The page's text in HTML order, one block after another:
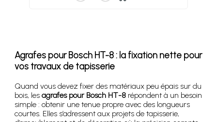
Agrafes pour Bosch HT-8 : la fixation nette pour
vos travaux de tapisserie
Quand vous devez fixer des matériaux peu épais sur du
bois, les agrafes pour Bosch HT-8 répondent à un besoin
simple : obtenir une tenue propre avec des longueurs
courtes. Elles s’adressent aux projets de tapisserie,